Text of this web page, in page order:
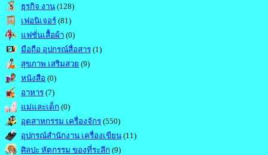
ธุรกิจ งาน (128)
เฟอนิเจอร์ (81)
แฟชั่นเสื้อผ้า (0)
มือถือ อุปกรณ์สื่อสาร (1)
สุขภาพ เสริมสวย (9)
หนังสือ (0)
อาหาร (7)
แม่และเด็ก (0)
อุตสาหกรรม เครื่องจักร (550)
อุปกรณ์สำนักงาน เครื่องเขียน (11)
ศิลปะ หัตกรรม ของที่ระลึก (9)